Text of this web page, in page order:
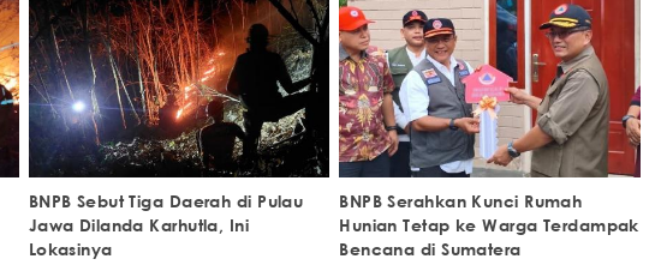
BNPB Sebut Tiga Daerah di Pulau
Jawa Dilanda Karhutla, Ini
Lokasinya
BNPB Serahkan Kunci Rumah
Hunian Tetap ke Warga Terdampak
Bencana di Sumatera